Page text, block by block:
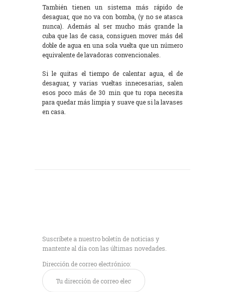
También tienen un sistema más rápido de
desaguar, que no va con bomba, (y no se atasca
nunca). Además al ser mucho más grande la
cuba que las de casa, consiguen mover más del
doble de agua en una sola vuelta que un número
equivalente de lavadoras convencionales.
Si le quitas el tiempo de calentar agua, el de
desaguar, y varias vueltas innecesarias, salen
esos poco más de 30 min que tu ropa necesita
para quedar más limpia y suave que si la lavases
en casa.
Suscríbete a nuestro boletín de noticias y
mantente al día con las últimas novedades.
Dirección de correo electrónico: